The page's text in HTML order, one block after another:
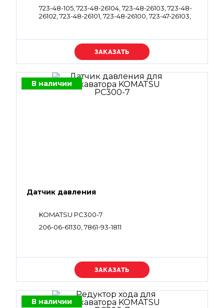
723-48-105, 723-48-26104, 723-48-26103, 723-48-
26102, 723-48-26101, 723-48-26100, 723-47-26103,
723-48-26105, 723-48-26104, 723-48-26103, 723-
48-26102, 723-48-26101, 723-49-26103, 723-49-
26102, 723-49-26101, 723-49-26100, 723-49-26500,
723-48-26600, 723-48-26201, 723-48-26202
Уточняйте цену
В наличии
Датчик давления
KOMATSU PC300-7
206-06-61130, 7861-93-1811
Уточняйте цену
В наличии